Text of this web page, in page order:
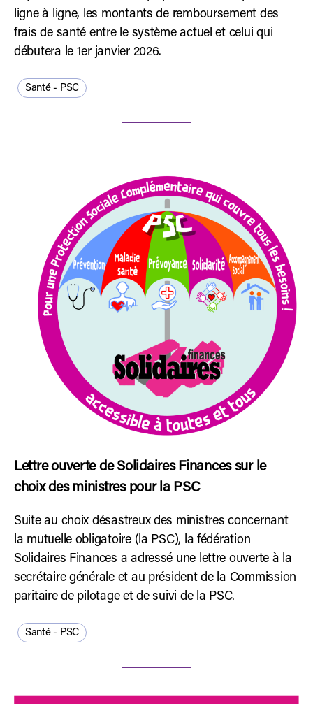
ligne à ligne, les montants de remboursement des
frais de santé entre le système actuel et celui qui
débutera le 1er janvier 2026.
Santé - PSC
Lettre ouverte de Solidaires Finances sur le
choix des ministres pour la PSC
Suite au choix désastreux des ministres concernant
la mutuelle obligatoire (la PSC), la fédération
Solidaires Finances a adressé une lettre ouverte à la
secrétaire générale et au président de la Commission
paritaire de pilotage et de suivi de la PSC.
Santé - PSC